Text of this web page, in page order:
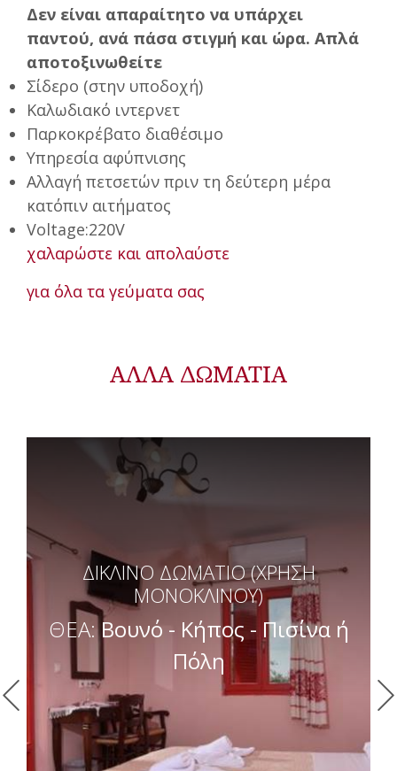
Δεν είναι απαραίτητο να υπάρχει
παντού, ανά πάσα στιγμή και ώρα. Απλά
αποτοξινωθείτε
Σίδερο (στην υποδοχή)
Καλωδιακό ιντερνετ
Παρκοκρέβατο διαθέσιμο
Υπηρεσία αφύπνισης
Αλλαγή πετσετών πριν τη δεύτερη μέρα
κατόπιν αιτήματος
Voltage:220V
χαλαρώστε και απολαύστε
για όλα τα γεύματα σας
ΑΛΛΑ ΔΩΜΑΤΙΑ
ΔΙΚΛΙΝΟ ΔΩΜΑΤΙΟ (ΧΡΗΣΗ
ΜΟΝΟΚΛΙΝΟΥ)
ΘΕΑ: Βουνό - Κήπος - Πισίνα ή
Πόλη